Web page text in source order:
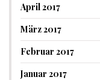
April 2017
März 2017
Februar 2017
Januar 2017